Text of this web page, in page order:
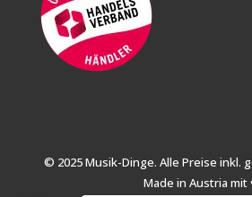
© 2025 Musik-Dinge. Alle Preise inkl.
Made in Austria mit